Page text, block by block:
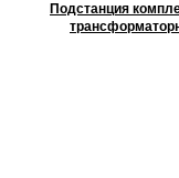
Подстанция